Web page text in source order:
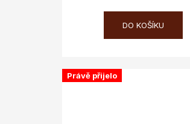
DO KOŠÍKU
Právě přijelo